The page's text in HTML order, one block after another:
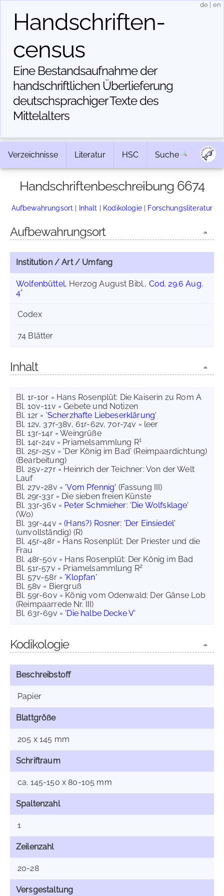
Handschriften­
census
Eine Bestandsaufnahme der
handschriftlichen Über­lieferung
deutschsprachiger Texte des
Mittelalters
de en
Verzeichnisse Literatur HSC Suche
Handschriftenbeschreibung 6674
Aufbewahrungsort | Inhalt | Kodikologie| Forschungsliteratur
Aufbewahrungsort
Institution / Art / Umfang
Wolfenbüttel, Herzog August Bibl., Cod. 29.6 Aug.
4°
Codex
74 Blätter
Inhalt
Bl. 1r-10r = Hans Rosenplüt: Die Kaiserin zu Rom A
Bl. 10v-11v = Gebete und Notizen
Bl. 12r = 'Scherzhafte Liebeserklärung'
Bl. 12v, 37r-38v, 61r-62v, 70r-74v = leer
Bl. 13r-14r = Weingrüße
Bl. 14r-24v = Priamelsammlung R1
Bl. 25r-25v = 'Der König im Bad' (Reimpaardichtung)
(Bearbeitung)
Bl. 25v-27r = Heinrich der Teichner: Von der Welt
Lauf
Bl. 27v-28v = 'Vom Pfennig' (Fassung III)
Bl. 29r-33r = Die sieben freien Künste
Bl. 33r-36v = Peter Schmieher: 'Die Wolfsklage'
(Wo)
Bl. 39r-44v =(Hans?) Rosner: 'Der Einsiedel'
(unvollständig) (R)
Bl. 45r-48r = Hans Rosenplüt: Der Priester und die
Frau
Bl. 48r-50v = Hans Rosenplüt: Der König im Bad
Bl. 51r-57v = Priamelsammlung R2
Bl. 57v-58r = 'Klopfan'
Bl. 58v = Biergruß
Bl. 59r-60v = König vom Odenwald: Der Gänse Lob
(Reimpaarrede Nr. III)
Bl. 63r-69v = 'Die halbe Decke V'
Kodikologie
Beschreibstoff
Papier
Blattgröße
205 x 145 mm
Schriftraum
ca. 145-150 x 80-105 mm
Spaltenzahl
1
Zeilenzahl
20-28
Versgestaltung